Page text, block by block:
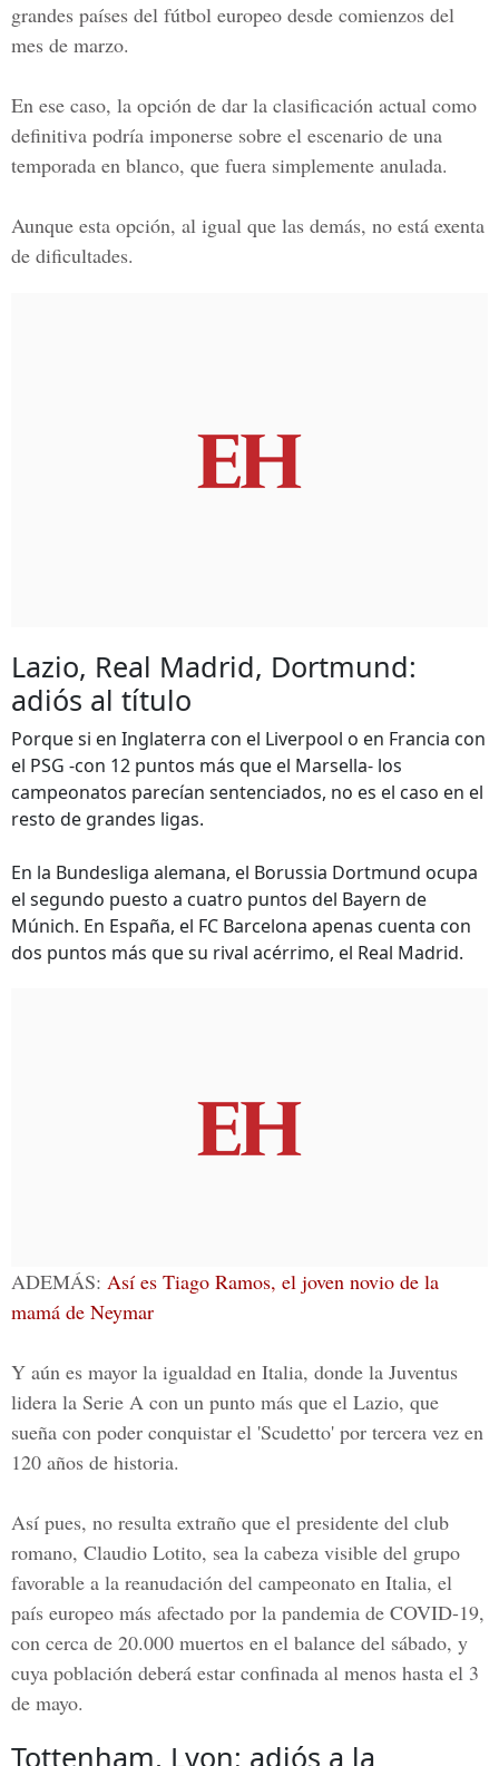
grandes países del fútbol europeo desde comienzos del
mes de marzo.
En ese caso, la opción de dar la clasificación actual como
definitiva podría imponerse sobre el escenario de una
temporada en blanco, que fuera simplemente anulada.
Aunque esta opción, al igual que las demás, no está exenta
de dificultades.
Lazio, Real Madrid, Dortmund:
adiós al título
Porque si en Inglaterra con el Liverpool o en Francia con
el PSG -con 12 puntos más que el Marsella- los
campeonatos parecían sentenciados, no es el caso en el
resto de grandes ligas.
En la Bundesliga alemana, el Borussia Dortmund ocupa
el segundo puesto a cuatro puntos del Bayern de
Múnich. En España, el FC Barcelona apenas cuenta con
dos puntos más que su rival acérrimo, el Real Madrid.
ADEMÁS: Así es Tiago Ramos, el joven novio de la
mamá de Neymar
Y aún es mayor la igualdad en Italia, donde la Juventus
lidera la Serie A con un punto más que el Lazio, que
sueña con poder conquistar el 'Scudetto' por tercera vez en
120 años de historia.
Así pues, no resulta extraño que el presidente del club
romano, Claudio Lotito, sea la cabeza visible del grupo
favorable a la reanudación del campeonato en Italia, el
país europeo más afectado por la pandemia de COVID-19,
con cerca de 20.000 muertos en el balance del sábado, y
cuya población deberá estar confinada al menos hasta el 3
de mayo.
Tottenham, Lyon: adiós a la